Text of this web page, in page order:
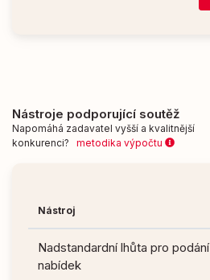
Nástroje podporující soutěž
Napomáhá zadavatel vyšší a kvalitnější
konkurenci? metodika výpočtu
Nástroj
Nadstandardní lhůta pro podání
nabídek